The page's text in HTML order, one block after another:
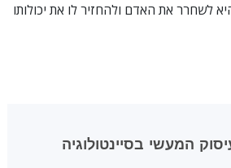
לשחרר את האדם ולהחזיר לו את יכולותו
המעשי בסיינטולוגיה